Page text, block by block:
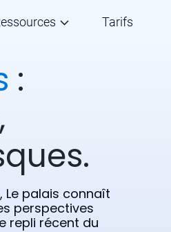
Tarifs
:
Le palais connaît
perspectives
repli récent du